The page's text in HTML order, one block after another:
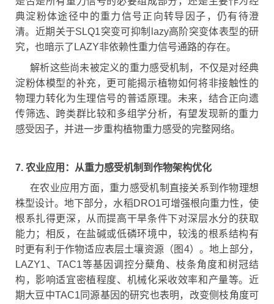
典淀粉体途径中的重力信号正向转导因子，仍有待澄
清。近期关于SLQ1突变可抑制lazy高阶突变体表型的研
究，也暗示了LAZY非依赖性重力信号通路的存在。
解析这些尚未被定义的重力感受机制，不仅是对经典
淀粉体模型的补充，更可能揭示植物如何将非接触性的
物理力转化为生理信号的普适原理。未来，结合正向遗
传筛选、跨类群比较和多组学分析，有望发现新的重力
感受因子，并进一步重构植物重力感受的完整网络。
7. 农业应用：从重力感受机制到作物架构优化
在农业应用方面，重力感受机制直接关系到作物理想
株型设计。地下部分，水稻DRO1可增强根向重力性，使
根系扎得更深，从而提高干旱条件下对深层水分的获取
能力；相反，在盐碱或低磷环境中，较浅的根系结构有
时更有利于作物适应表层土壤资源（图4）。地上部分，
LAZY1、TAC1等基因调控分蘖角、枝条角度和树冠结
构，影响适宜密植程度、机械化采收效率和产量等。近
期大豆中TAC1同源基因的研究也表明，改变侧枝角度可